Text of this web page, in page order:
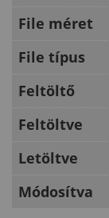
File méret
File típus
Feltöltő
Feltöltve
Letöltve
Módosítva